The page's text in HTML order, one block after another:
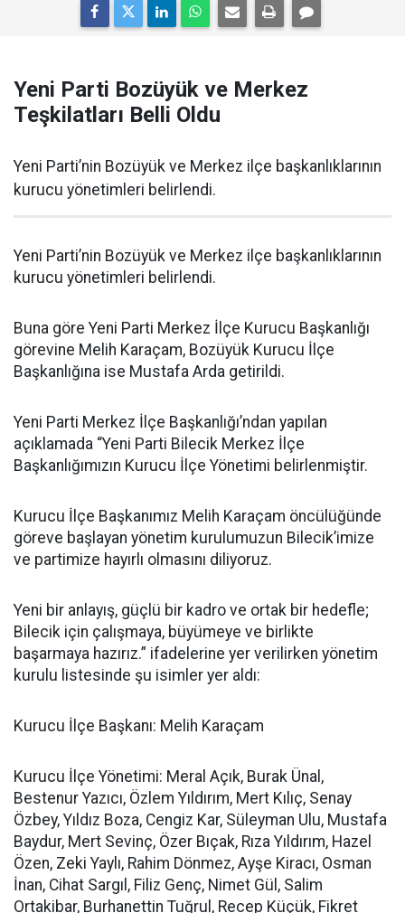
Yeni Parti Bozüyük ve Merkez
Teşkilatları Belli Oldu
Yeni Parti’nin Bozüyük ve Merkez ilçe başkanlıklarının
kurucu yönetimleri belirlendi.
Yeni Parti’nin Bozüyük ve Merkez ilçe başkanlıklarının
kurucu yönetimleri belirlendi.
Buna göre Yeni Parti Merkez İlçe Kurucu Başkanlığı
görevine Melih Karaçam, Bozüyük Kurucu İlçe
Başkanlığına ise Mustafa Arda getirildi.
Yeni Parti Merkez İlçe Başkanlığı’ndan yapılan
açıklamada “Yeni Parti Bilecik Merkez İlçe
Başkanlığımızın Kurucu İlçe Yönetimi belirlenmiştir.
Kurucu İlçe Başkanımız Melih Karaçam öncülüğünde
göreve başlayan yönetim kurulumuzun Bilecik’imize
ve partimize hayırlı olmasını diliyoruz.
Yeni bir anlayış, güçlü bir kadro ve ortak bir hedefle;
Bilecik için çalışmaya, büyümeye ve birlikte
başarmaya hazırız.” ifadelerine yer verilirken yönetim
kurulu listesinde şu isimler yer aldı:
Kurucu İlçe Başkanı: Melih Karaçam
Kurucu İlçe Yönetimi: Meral Açık, Burak Ünal,
Bestenur Yazıcı, Özlem Yıldırım, Mert Kılıç, Senay
Özbey, Yıldız Boza, Cengiz Kar, Süleyman Ulu, Mustafa
Baydur, Mert Sevinç, Özer Bıçak, Rıza Yıldırım, Hazel
Özen, Zeki Yaylı, Rahim Dönmez, Ayşe Kiracı, Osman
İnan, Cihat Sargıl, Filiz Genç, Nimet Gül, Salim
Ortakibar, Burhanettin Tuğrul, Recep Küçük, Fikret